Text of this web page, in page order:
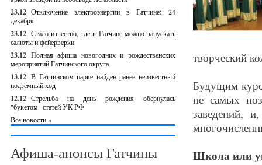
23.12 Отключение электроэнергии в Гатчине: 24
декабря
23.12 Стало известно, где в Гатчине можно запускать
салюты и фейерверки
23.12 Полная афиша новогодних и рождественских
мероприятий Гатчинского округа
13.12 В Гатчинском парке найден ранее неизвестный
подземный ход
12.12 Стрельба на день рождения обернулась
"букетом" статей УК РФ
Все новости »
Афиша-анонсы Гатчины
творческий
Будущим
не самых
заведений,
Школа или